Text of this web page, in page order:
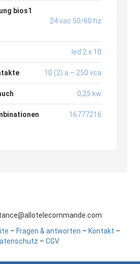
bios1
24 vac 50/60 hz
led 2 x 10
10 (2) a – 250 vca
0,25 kw
16777216
– Fragen & antworten – Kontakt –
– CGV